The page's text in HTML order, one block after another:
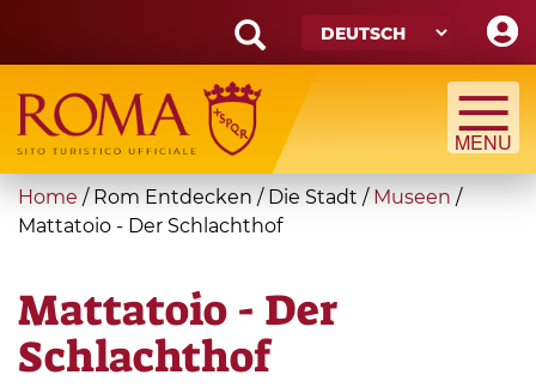
main
content
Search
form
Suche
You
are
Home / Rom Entdecken / Die Stadt / Museen /
Mattatoio - Der Schlachthof
Mattatoio - Der
Schlachthof